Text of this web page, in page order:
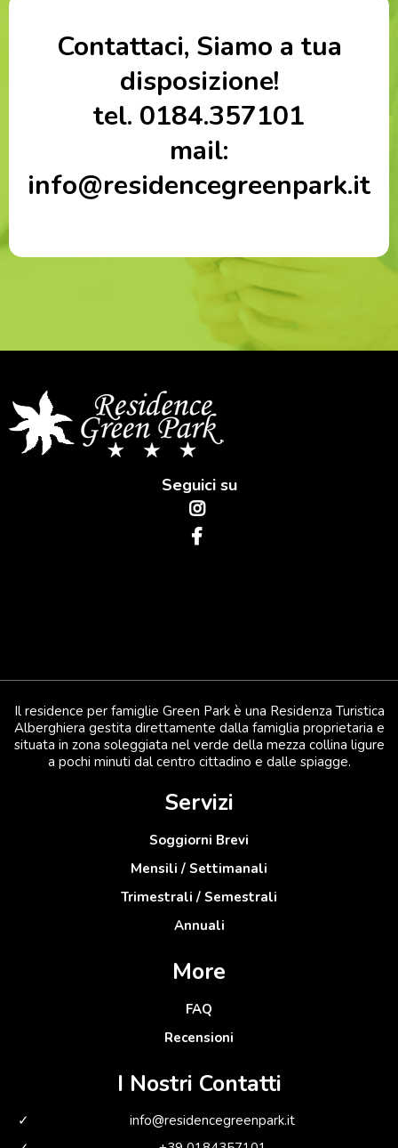
Contattaci, Siamo a tua
disposizione!
tel. 0184.357101
mail:
info@residencegreenpark.it
Seguici su
Il residence per famiglie Green Park è una Residenza Turistica
Alberghiera gestita direttamente dalla famiglia proprietaria e
situata in zona soleggiata nel verde della mezza collina ligure
a pochi minuti dal centro cittadino e dalle spiagge.
Servizi
Soggiorni Brevi
Mensili / Settimanali
Trimestrali / Semestrali
Annuali
More
FAQ
Recensioni
I Nostri Contatti
info@residencegreenpark.it